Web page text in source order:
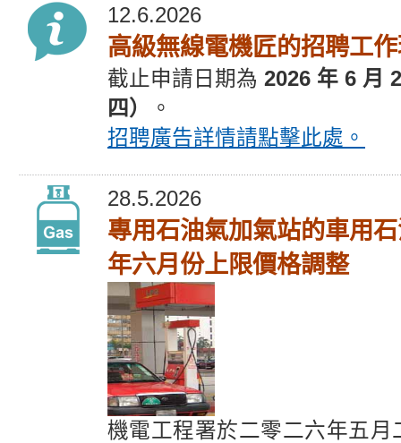
12.6.2026
高級無線電機匠的招聘工
截止申請 日期為 2026 年 6 月
四）
。
招聘廣告詳情請點擊此處。
28.5.2026
專用石油氣加氣站的車用
年六月份上限價格調整
機電工程署於二零二六年五月